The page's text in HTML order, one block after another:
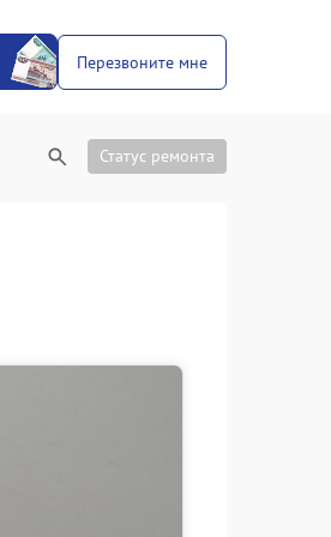
Перезвоните мне
Статус ремонта